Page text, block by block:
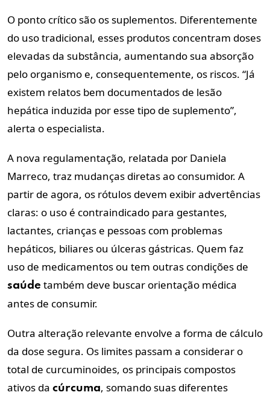
O ponto crítico são os suplementos. Diferentemente
do uso tradicional, esses produtos concentram doses
elevadas da substância, aumentando sua absorção
pelo organismo e, consequentemente, os riscos. “Já
existem relatos bem documentados de lesão
hepática induzida por esse tipo de suplemento”,
alerta o especialista.
A nova regulamentação, relatada por Daniela
Marreco, traz mudanças diretas ao consumidor. A
partir de agora, os rótulos devem exibir advertências
claras: o uso é contraindicado para gestantes,
lactantes, crianças e pessoas com problemas
hepáticos, biliares ou úlceras gástricas. Quem faz
uso de medicamentos ou tem outras condições de
saúde também deve buscar orientação médica
antes de consumir.
Outra alteração relevante envolve a forma de cálculo
da dose segura. Os limites passam a considerar o
total de curcuminoides, os principais compostos
ativos da cúrcuma, somando suas diferentes